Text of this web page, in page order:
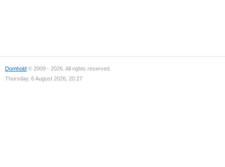
Domhold © 2009 - 2026. All rights reserved.
Thursday, 6 August 2026, 20:27